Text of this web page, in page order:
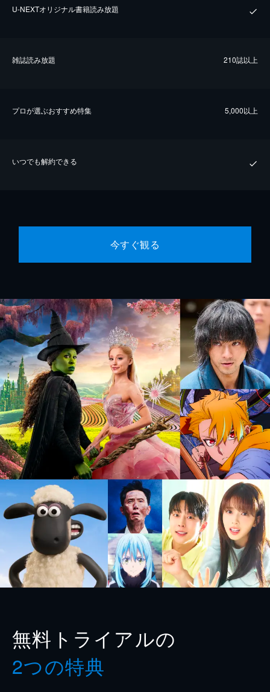
U-NEXTオリジナル書籍読み放題
雑誌読み放題 210誌以上
プロが選ぶおすすめ特集 5,000以上
いつでも解約できる
今すぐ観る
無料トライアルの
2つの特典